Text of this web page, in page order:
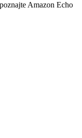
Amazon Echo